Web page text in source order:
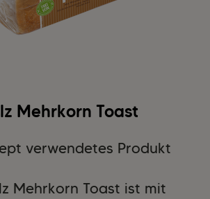
Mehrkorn Toast
verwendetes Produkt
Mehrkorn Toast ist mit